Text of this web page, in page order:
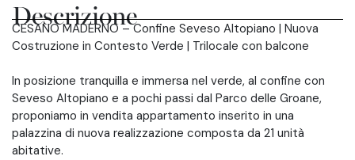
Descrizione
CESANO MADERNO – Confine Seveso Altopiano | Nuova
Costruzione in Contesto Verde | Trilocale con balcone
In posizione tranquilla e immersa nel verde, al confine con
Seveso Altopiano e a pochi passi dal Parco delle Groane,
proponiamo in vendita appartamento inserito in una
palazzina di nuova realizzazione composta da 21 unità
abitative.